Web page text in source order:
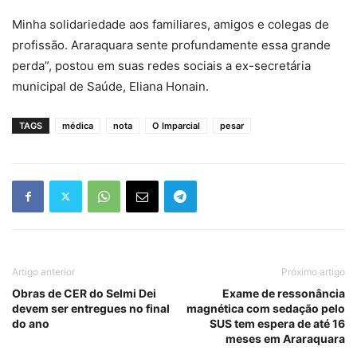
Minha solidariedade aos familiares, amigos e colegas de
profissão. Araraquara sente profundamente essa grande
perda”, postou em suas redes sociais a ex-secretária
municipal de Saúde, Eliana Honain.
TAGS médica nota O Imparcial pesar
Artigo anterior
Obras de CER do Selmi Dei
devem ser entregues no final
do ano
Próximo artigo
Exame de ressonância
magnética com sedação pelo
SUS tem espera de até 16
meses em Araraquara